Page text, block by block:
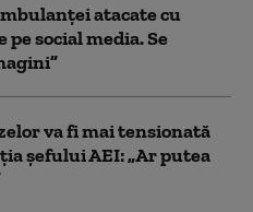
atacate cu
social media. Se
va fi mai tensionată
șefului AEI: „Ar putea